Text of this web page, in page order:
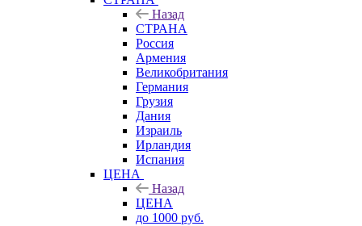
Назад
СТРАНА
Россия
Армения
Великобритания
Германия
Грузия
Дания
Израиль
Ирландия
Испания
ЦЕНА
Назад
ЦЕНА
до 1000 руб.